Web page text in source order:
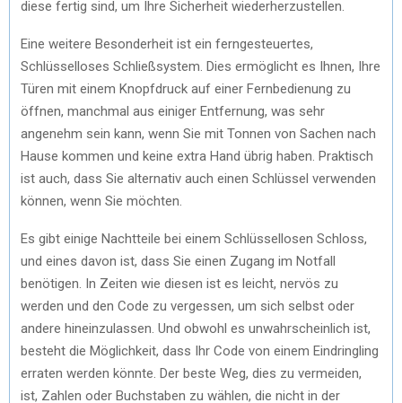
diese fertig sind, um Ihre Sicherheit wiederherzustellen.
Eine weitere Besonderheit ist ein ferngesteuertes,
Schlüsselloses Schließsystem. Dies ermöglicht es Ihnen, Ihre
Türen mit einem Knopfdruck auf einer Fernbedienung zu
öffnen, manchmal aus einiger Entfernung, was sehr
angenehm sein kann, wenn Sie mit Tonnen von Sachen nach
Hause kommen und keine extra Hand übrig haben. Praktisch
ist auch, dass Sie alternativ auch einen Schlüssel verwenden
können, wenn Sie möchten.
Es gibt einige Nachtteile bei einem Schlüssellosen Schloss,
und eines davon ist, dass Sie einen Zugang im Notfall
benötigen. In Zeiten wie diesen ist es leicht, nervös zu
werden und den Code zu vergessen, um sich selbst oder
andere hineinzulassen. Und obwohl es unwahrscheinlich ist,
besteht die Möglichkeit, dass Ihr Code von einem Eindringling
erraten werden könnte. Der beste Weg, dies zu vermeiden,
ist, Zahlen oder Buchstaben zu wählen, die nicht in der